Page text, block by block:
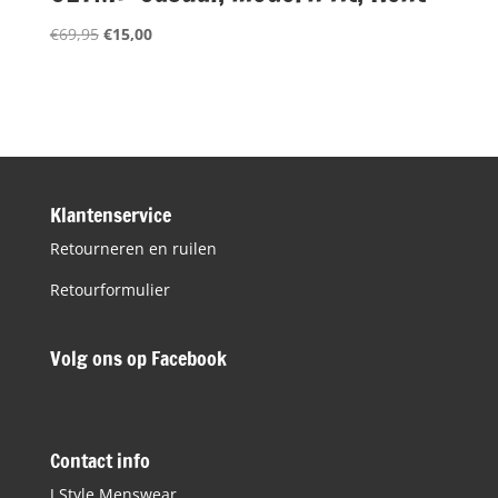
€69,95 Oorspronkelijke
€15,00Huidige
Klantenservice
Retourneren en ruilen
Retourformulier
Volg ons op Facebook
Contact info